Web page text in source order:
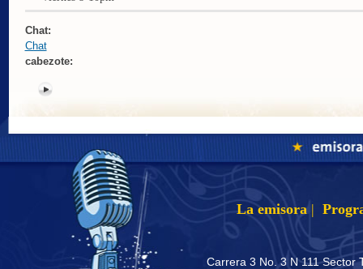
Chat:
Chat
cabezote:
La emisora |
Carrera 3 No. 3 N 111 Sector